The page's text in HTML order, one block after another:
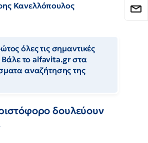
Κανελλόπουλος
όλες τις σημαντικές
Βάλε το alfavita.gr στα
αναζήτησης της
δουλεύουν